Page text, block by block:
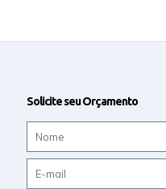
Solicite seu Orçamento